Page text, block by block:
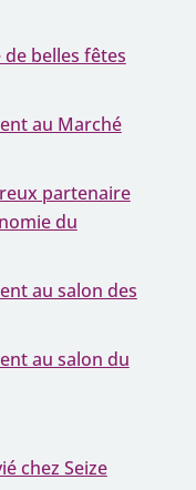
belles fêtes
au Marché
partenaire
du
au salon des
au salon du
chez Seize